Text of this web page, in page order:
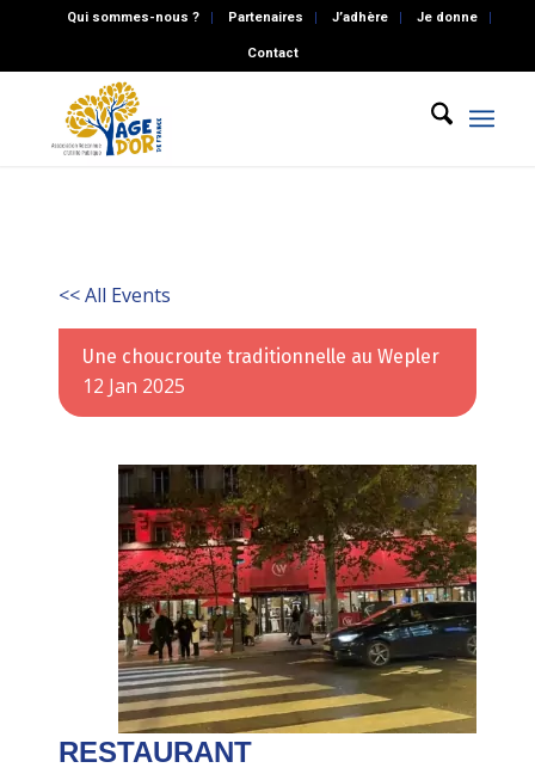
Qui sommes-nous ? Partenaires J’adhère Je donne
Contact
<< All Events
Une choucroute traditionnelle au Wepler
12 Jan 2025
RESTAURANT